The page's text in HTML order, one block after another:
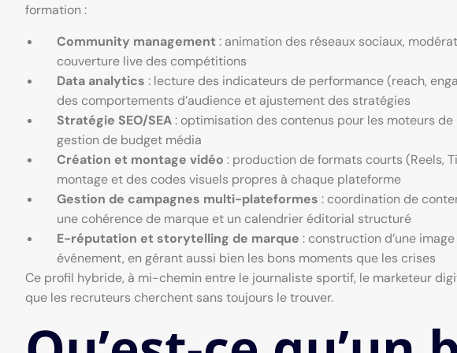
formation :
Community management : animation des réseaux sociaux,
couverture live des compétitions
Data analytics : lecture des indicateurs de performance (reach,
des comportements d’audience et ajustement des stratégies
Stratégie SEO/SEA: optimisation des contenus pour les moteurs
gestion de budget média
Création et montage vidéo : production de formats courts (Reels,
montage et des codes visuels propres à chaque plateforme
Gestion de campagnes multi-plateformes : coordination de
une cohérence de marque et un calendrier éditorial structuré
E-réputation et storytelling de marque : construction d’une
événement, en gérant aussi bien les bons moments que les crises
Ce profil hybride, à mi-chemin entre le journaliste sportif, le marketeur
que les recruteurs cherchent sans toujours le trouver.